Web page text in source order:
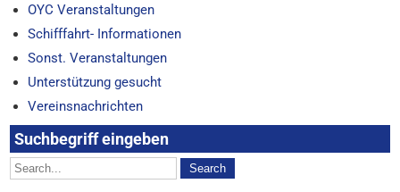
OYC Veranstaltungen
Schifffahrt- Informationen
Sonst. Veranstaltungen
Unterstützung gesucht
Vereinsnachrichten
Suchbegriff eingeben